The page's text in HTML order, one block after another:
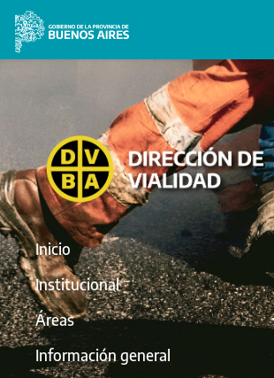
Inicio
Institucional
Áreas
Información general